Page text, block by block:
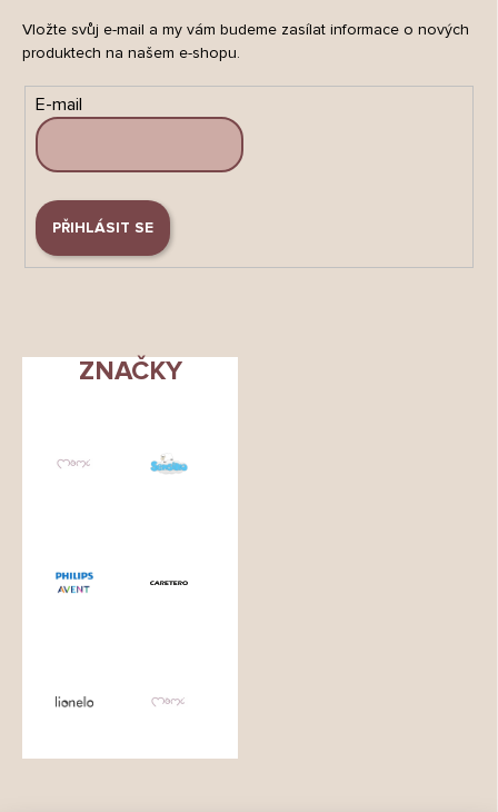
Vložte svůj e-mail a my vám budeme zasílat informace o nových
produktech na našem e-shopu.
E-mail
PŘIHLÁSIT SE
ZNAČKY